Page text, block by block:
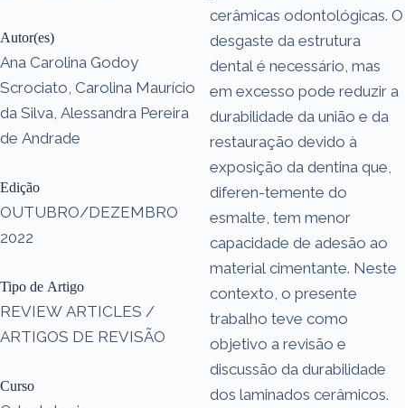
Autor(es)
Ana Carolina Godoy
Scrociato, Carolina Maurício
da Silva, Alessandra Pereira
de Andrade
Edição
OUTUBRO/DEZEMBRO
2022
Tipo de Artigo
REVIEW ARTICLES /
ARTIGOS DE REVISÃO
Curso
cerâmicas odontológicas. O
desgaste da estrutura
dental é necessário, mas
em excesso pode reduzir a
durabilidade da união e da
restauração devido à
exposição da dentina que,
diferen-temente do
esmalte, tem menor
capacidade de adesão ao
material cimentante. Neste
contexto, o presente
trabalho teve como
objetivo a revisão e
discussão da durabilidade
dos laminados cerâmicos.